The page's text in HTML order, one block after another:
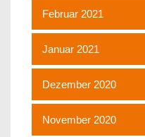
Februar 2021
Januar 2021
Dezember 2020
November 2020